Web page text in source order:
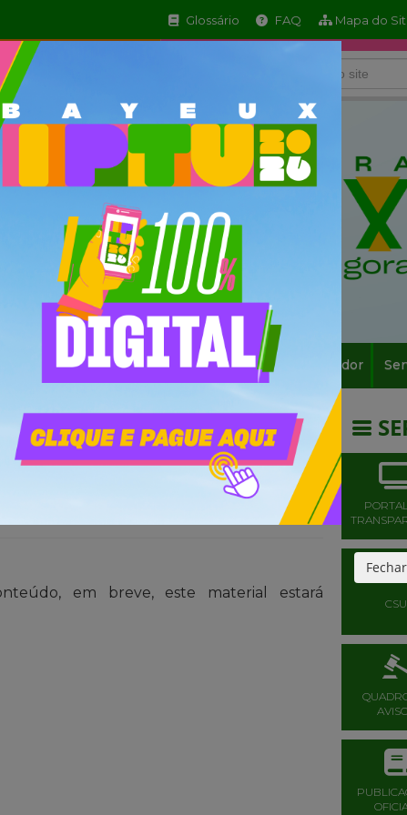
Glossário FAQ Mapa do
Informe-se Serviços Sala do Empreendedor
em breve, este material estará
CSU
Fechar